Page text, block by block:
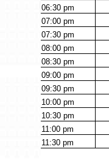
06:30pm
07:00pm
07:30pm
08:00pm
08:30pm
09:00pm
09:30pm
10:00pm
10:30pm
11:00pm
11:30pm